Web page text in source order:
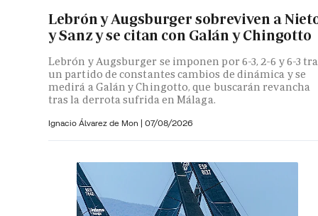
Lebrón y Augsburger sobreviven a
y Sanz y se citan con Galán y Chingotto
Lebrón y Augsburger se imponen por 6-3, 2-6 y 6-3
un partido de constantes cambios de dinámica y se
medirá a Galán y Chingotto, que buscarán revancha
tras la derrota sufrida en Málaga.
Ignacio Álvarez de Mon | 07/08/2026